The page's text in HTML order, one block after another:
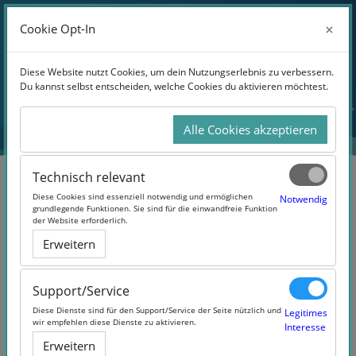
Zum Hauptinhalt
Website-Übersicht
Anmelden
Mit den Bienen leben
(#beeMOOC)
Cookie Opt-In ×
Diese Website nutzt Cookies, um dein Nutzungserlebnis zu verbessern.
Du kannst selbst entscheiden, welche Cookies du aktivieren möchtest.
Alle Cookies akzeptieren
Technisch relevant
Diese Cookies sind essenziell notwendig und ermöglichen
grundlegende Funktionen. Sie sind für die einwandfreie Funktion
der Website erforderlich.
Notwendig
Erweitern
Support/Service
Diese Dienste sind für den Support/Service der Seite nützlich und
wir empfehlen diese Dienste zu aktivieren.
Legitimes
Interesse
Erweitern
Cookie Opt-In ×
Diese Website nutzt Cookies, um dein Nutzungserlebnis zu verbessern.
Du kannst selbst entscheiden, welche Cookies du aktivieren möchtest.
Alle Cookies akzeptieren
Technisch relevant
Diese Cookies sind essenziell notwendig und ermöglichen
grundlegende Funktionen. Sie sind für die einwandfreie Funktion
der Website erforderlich.
Notwendig
Erweitern
Support/Service
Diese Dienste sind für den Support/Service der Seite nützlich und
wir empfehlen diese Dienste zu aktivieren.
Legitimes
Interesse
Erweitern